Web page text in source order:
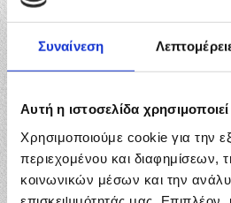
Συναίνεση
Αυτή η ιστοσελίδα
Χρησιμοποιούμε cookie για την
περιεχομένου και διαφημίσεων,
κοινωνικών μέσων και την
Υδροβολές